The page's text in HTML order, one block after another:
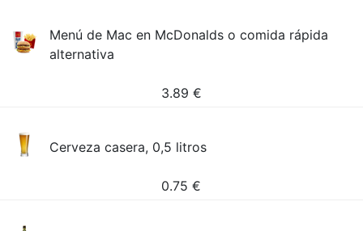
Menú de Mac en McDonalds o comida rápida
alternativa
3.89 €
Cerveza casera, 0,5 litros
0.75 €